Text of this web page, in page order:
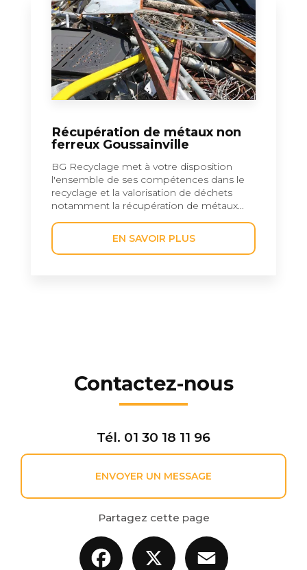
Récupération de métaux non
ferreux Goussainville
BG Recyclage met à votre disposition
l'ensemble de ses compétences dans le
recyclage et la valorisation de déchets
notamment la récupération de métaux...
EN SAVOIR PLUS
Contactez-nous
Tél. 01 30 18 11 96
ENVOYER UN MESSAGE
Partagez cette page
Facebook